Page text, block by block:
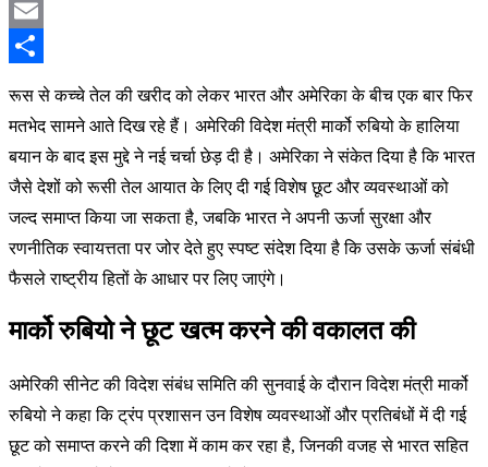
Pinterest
Email
रूस से कच्चे तेल की खरीद को लेकर भारत और अमेरिका के बीच एक बार फिर
मतभेद सामने आते दिख रहे हैं। अमेरिकी विदेश मंत्री मार्को रुबियो के हालिया
बयान के बाद इस मुद्दे ने नई चर्चा छेड़ दी है। अमेरिका ने संकेत दिया है कि भारत
जैसे देशों को रूसी तेल आयात के लिए दी गई विशेष छूट और व्यवस्थाओं को
जल्द समाप्त किया जा सकता है, जबकि भारत ने अपनी ऊर्जा सुरक्षा और
रणनीतिक स्वायत्तता पर जोर देते हुए स्पष्ट संदेश दिया है कि उसके ऊर्जा संबंधी
फैसले राष्ट्रीय हितों के आधार पर लिए जाएंगे।
मार्को रुबियो ने छूट खत्म करने की वकालत की
अमेरिकी सीनेट की विदेश संबंध समिति की सुनवाई के दौरान विदेश मंत्री मार्को
रुबियो ने कहा कि ट्रंप प्रशासन उन विशेष व्यवस्थाओं और प्रतिबंधों में दी गई
छूट को समाप्त करने की दिशा में काम कर रहा है, जिनकी वजह से भारत सहित